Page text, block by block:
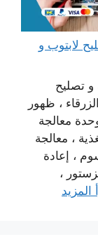
الصليبية 65511033 تصليح لابتوب و
و تصليح
، ظهور
معالجة
، معالجة
، إعادة
،
المزيد